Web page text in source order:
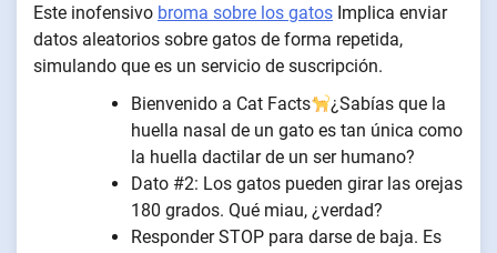
Este inofensivo broma sobre los gatos Implica enviar
datos aleatorios sobre gatos de forma repetida,
simulando que es un servicio de suscripción.
Bienvenido a Cat Facts
¿Sabías que la
huella nasal de un gato es tan única como
la huella dactilar de un ser humano?
Dato #2: Los gatos pueden girar las orejas
180 grados. Qué miau, ¿verdad?
Responder STOP para darse de baja. Es